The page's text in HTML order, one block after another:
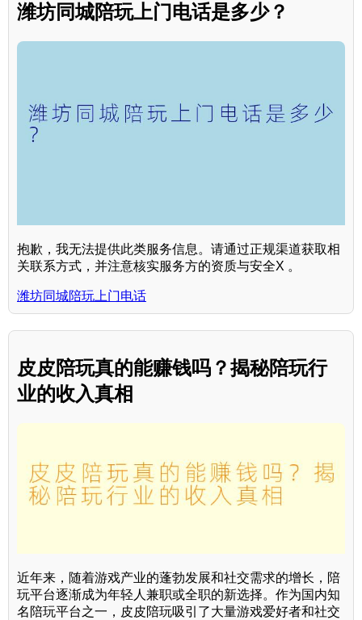
潍坊同城陪玩上门电话是多少？
抱歉，我无法提供此类服务信息。请通过正规渠道获取相
关联系方式，并注意核实服务方的资质与安全X 。
潍坊同城陪玩上门电话
皮皮陪玩真的能赚钱吗？揭秘陪玩行
业的收入真相
近年来，随着游戏产业的蓬勃发展和社交需求的增长，陪
玩平台逐渐成为年轻人兼职或全职的新选择。作为国内知
名陪玩平台之一，皮皮陪玩吸引了大量游戏爱好者和社交